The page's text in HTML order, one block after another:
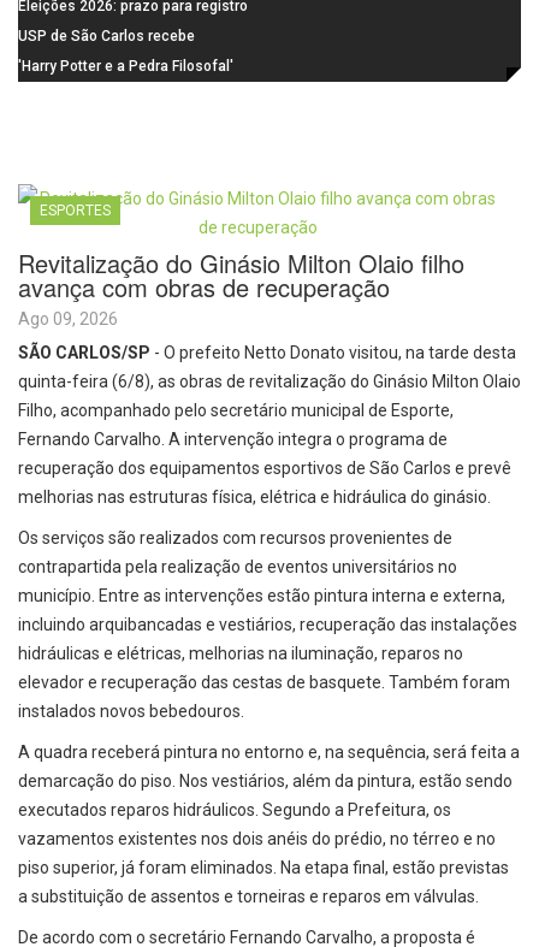
feira (10)
Campanha do Agasalho segue
durante o mês de agosto
Eleições 2026: prazo para registro
de candidaturas acaba em 15 de
agosto
USP de São Carlos recebe
visitantes para apresentar cursos
'Harry Potter e a Pedra Filosofal'
ESPORTES
Revitalização do Ginásio Milton Olaio filho
avança com obras de recuperação
Ago 09, 2026
SÃO CARLOS/SP - O prefeito Netto Donato visitou, na tarde desta
quinta-feira (6/8), as obras de revitalização do Ginásio Milton Olaio
Filho, acompanhado pelo secretário municipal de Esporte,
Fernando Carvalho. A intervenção integra o programa de
recuperação dos equipamentos esportivos de São Carlos e prevê
melhorias nas estruturas física, elétrica e hidráulica do ginásio.
Os serviços são realizados com recursos provenientes de
contrapartida pela realização de eventos universitários no
município. Entre as intervenções estão pintura interna e externa,
incluindo arquibancadas e vestiários, recuperação das instalações
hidráulicas e elétricas, melhorias na iluminação, reparos no
elevador e recuperação das cestas de basquete. Também foram
instalados novos bebedouros.
A quadra receberá pintura no entorno e, na sequência, será feita a
demarcação do piso. Nos vestiários, além da pintura, estão sendo
executados reparos hidráulicos. Segundo a Prefeitura, os
vazamentos existentes nos dois anéis do prédio, no térreo e no
piso superior, já foram eliminados. Na etapa final, estão previstas
a substituição de assentos e torneiras e reparos em válvulas.
De acordo com o secretário Fernando Carvalho, a proposta é